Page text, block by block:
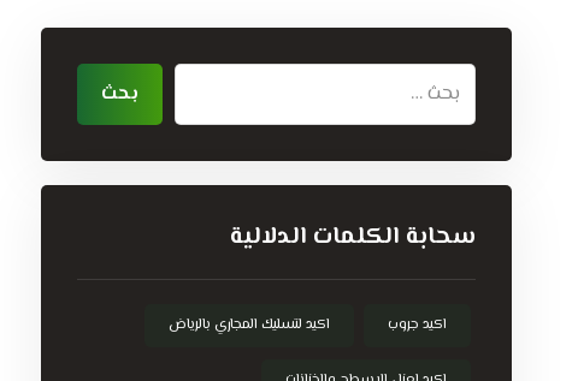
سحابة الكلمات الدلالية
اكيد جروب اكيد لتسليك المجاري بالرياض